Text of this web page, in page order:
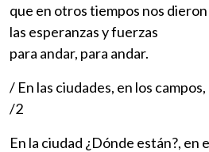
que en otros tiempos nos dieron
las esperanzas y fuerzas
para andar, para andar.
/ En las ciudades, en los
/2
En la ciudad ¿Dónde están?, en